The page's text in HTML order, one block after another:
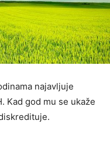
najavljuje
Kad god mu se ukaže